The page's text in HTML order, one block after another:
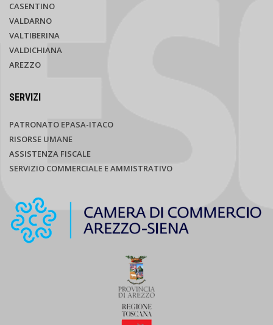
CASENTINO
VALDARNO
VALTIBERINA
VALDICHIANA
AREZZO
SERVIZI
PATRONATO EPASA-ITACO
RISORSE UMANE
ASSISTENZA FISCALE
SERVIZIO COMMERCIALE E AMMISTRATIVO